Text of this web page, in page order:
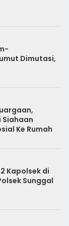
Dimutasi,
Siahaan
Ke Rumah
Kapolsek di
Sunggal